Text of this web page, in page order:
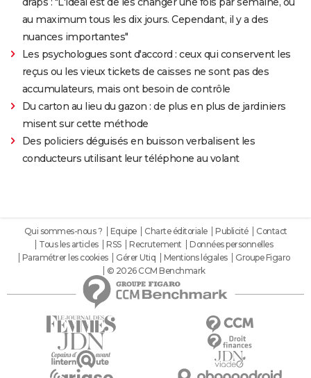
au maximum tous les dix jours. Cependant, il y a des
nuances importantes"
Les psychologues sont d'accord : ceux qui conservent les
reçus ou les vieux tickets de caisses ne sont pas des
accumulateurs, mais ont besoin de contrôle
Du carton au lieu du gazon : de plus en plus de jardiniers
misent sur cette méthode
Des policiers déguisés en buisson verbalisent les
conducteurs utilisant leur téléphone au volant
Qui sommes-nous ? Equipe Charte éditoriale Publicité
Contact
Tous les articles
RSS Recrutement
Données personnelles
Paramétrer les cookies
Gérer Utiq Mentions légales
Groupe Figaro
© 2026 CCM Benchmark